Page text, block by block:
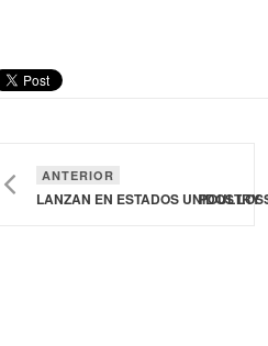
ANTERIOR